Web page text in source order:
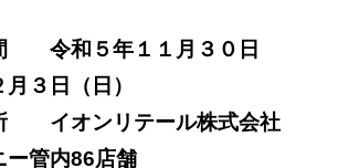
令和５年１１月３０日
月３日（日）
イオンリテール株式会社
ー管内86店舗